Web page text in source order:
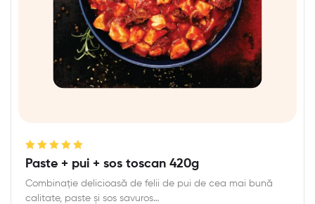
Evaluat la
Paste + pui + sos toscan 420g
Combinație delicioasă de felii de pui de cea mai bună
calitate, paste și sos savuros…